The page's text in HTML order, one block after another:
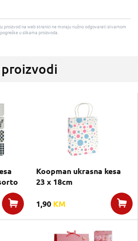
proizvod na web stranici ne moraju nužno odgovarati stvarnom
u slikama proizvoda.
Koopman ukrasna kesa
23 x 18cm
1,90 KM